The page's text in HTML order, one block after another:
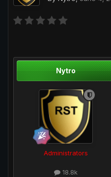
Nytro
Administrators
18.8k